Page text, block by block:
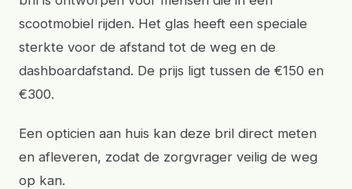
scootmobiel rijden. Het glas heeft een speciale
sterkte voor de afstand tot de weg en de
dashboardafstand. De prijs ligt tussen de €150 en
€300.
Een opticien aan huis kan deze bril direct meten
en afleveren, zodat de zorgvrager veilig de weg
op kan.